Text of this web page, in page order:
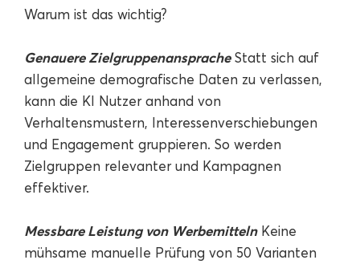
Warum ist das wichtig?
Genauere ZielgruppenanspracheStatt sich auf
allgemeine demografische Daten zu verlassen,
kann die KI Nutzer anhand von
Verhaltensmustern, Interessenverschiebungen
und Engagement gruppieren. So werden
Zielgruppen relevanter und Kampagnen
effektiver.
Messbare Leistung von WerbemittelnKeine
mühsame manuelle Prüfung von 50 Varianten